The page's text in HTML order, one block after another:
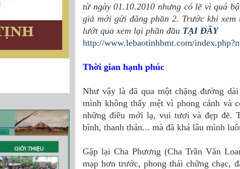
từ ngày 01.10.2010 nhưng có lẽ vì quá
giả mới gửi đăng phần 2. Trước khi
lướt qua xem lại phần đầu TẠI ĐÂY
http://www.lebaotinhbmt.com/
Thời gian hạnh phúc
Như vậy là đã qua một chặng đường
mình không thấy mệt vì phong cảnh và
những điều mới lạ, vui tươi và đẹp đẽ.
bình, thanh thản... mà đã khá lâu mình
Gặp lại Cha Phương (Cha Trần Văn
mạp hơn trước, phong thái chững chạc,